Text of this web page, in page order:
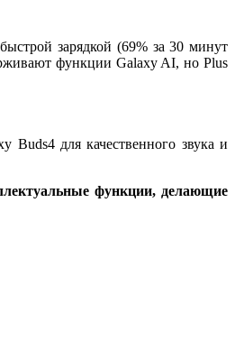
зарядкой (69% за 30 минут
функции Galaxy AI, но Plus
для качественного звука и
функции, делающие